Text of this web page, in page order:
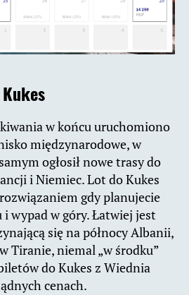
w końcu uruchomiono
międzynarodowe, w
ogłosił nowe trasy do
i Niemiec. Lot do Kukes
gdy planujecie
wypad w góry. Łatwiej jest
się na północy Albanii,
Tiranie, niemal „w środku”
do Kukes z Wiednia
cenach.